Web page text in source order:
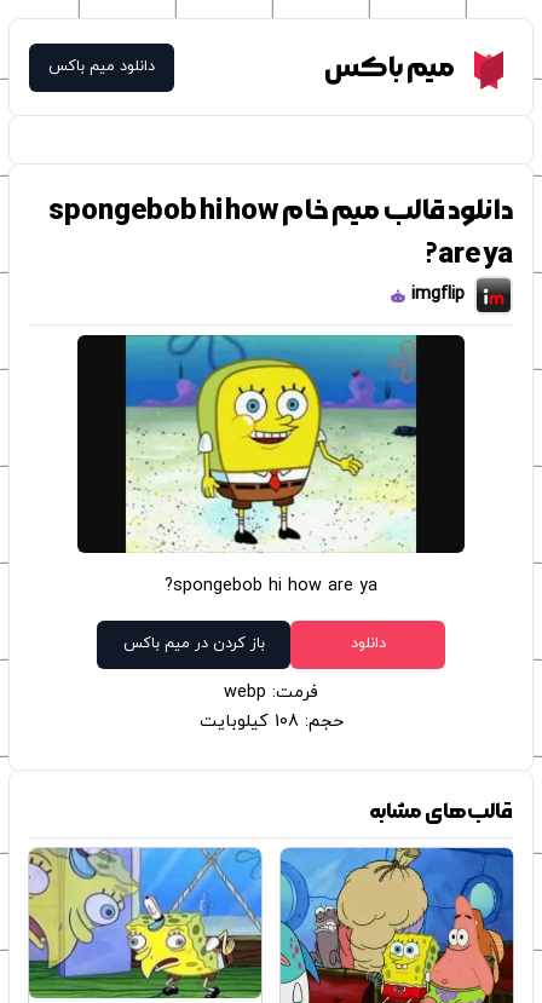
Meme Boxمیم باکس دانلود میم باکس
دانلود قالب میم خام spongebob hi how
are ya?
imgflip
spongebob hi how are ya?
دانلود باز کردن در میم باکس
فرمت: webp
حجم: 108 کیلوبایت
قالب‌های مشابه